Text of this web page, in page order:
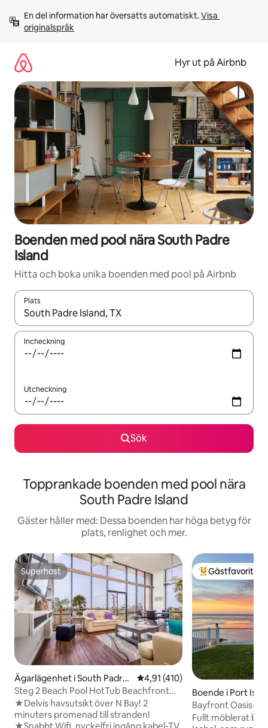
innehåll
En del information har översatts automatiskt. Visa
originalspråk
Hyr ut på Airbnb
Boenden med pool nära South Padre
Island
Hitta och boka unika boenden med pool på Airbnb
Plats
När resultaten är tillgängliga kan du navigera med upp- och
Incheckning
Utcheckning
Sök
Topprankade boenden med pool nära
South Padre Island
Gäster håller med: Dessa boenden har höga betyg för
plats, renlighet och mer.
Superhost
Superhost
Ägarlägenhet i South Padre I
sland
4,91 av 5 i genomsnittligt
4,91 (410)
Steg 2 Beach Pool HotTub Beachfront
Complex!
★Delvis havsutsikt över N Bay! 2
minuters promenad till stranden!
Populär
Gästfavorit
Boende i Port
Bayfront Oasis-
minuter till SPI
Fullt möblerat